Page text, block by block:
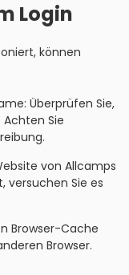
Login
können
Überprüfen Sie,
Sie
von Allcamps
versuchen Sie es
Browser-Cache
Browser.